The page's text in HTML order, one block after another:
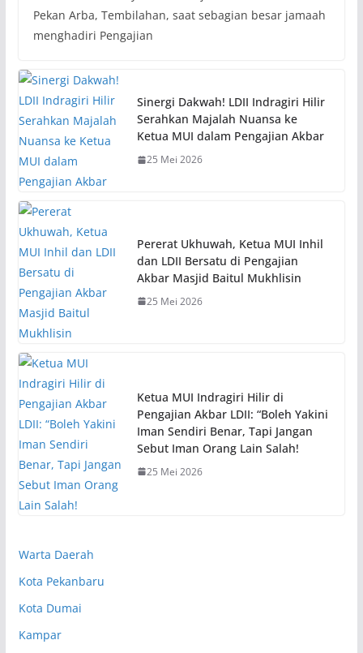
Pekan Arba, Tembilahan, saat sebagian besar jamaah
menghadiri Pengajian
Sinergi Dakwah! LDII Indragiri Hilir
Serahkan Majalah Nuansa ke
Ketua MUI dalam Pengajian Akbar
25 Mei 2026
Pererat Ukhuwah, Ketua MUI Inhil
dan LDII Bersatu di Pengajian
Akbar Masjid Baitul Mukhlisin
25 Mei 2026
Ketua MUI Indragiri Hilir di
Pengajian Akbar LDII: “Boleh Yakini
Iman Sendiri Benar, Tapi Jangan
Sebut Iman Orang Lain Salah!
25 Mei 2026
Warta Daerah
Kota Pekanbaru
Kota Dumai
Kampar